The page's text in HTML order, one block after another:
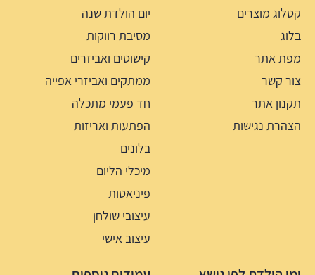
קטלוג מוצרים
בלוג
מפת אתר
צור קשר
תקנון אתר
הצהרת נגישות
יום הולדת שנה
מסיבת רווקות
קישוטים ואביזרים
ממתקים ואביזרי אפייה
חד פעמי מתכלה
הפתעות ואריזות
בלונים
מיכלי הליום
פיניאטות
עיצובי שולחן
עיצוב אישי